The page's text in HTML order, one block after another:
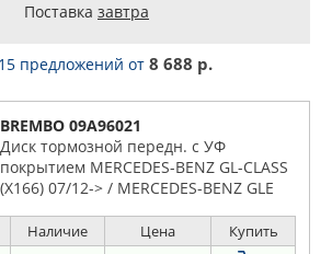
Поставка завтра
предложений от 8 688 р.
BREMBO 09A96021
Диск тормозной передн. с УФ
покрытием MERCEDES-BENZ GL-CLASS
(X166) 07/12-> / MERCEDES-BENZ GLE
Наличие Цена Купить